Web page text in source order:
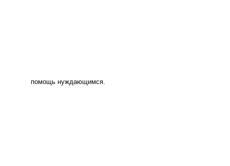
помощь нуждающимся.